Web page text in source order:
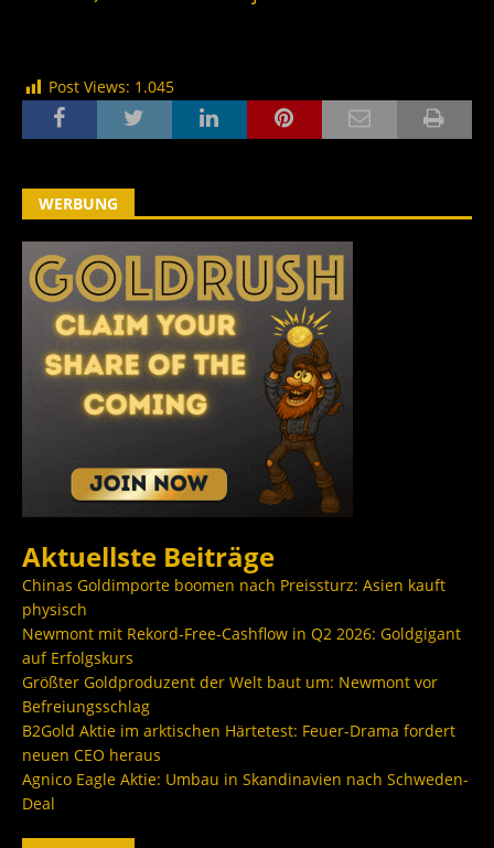
Post Views: 1.045
WERBUNG
Aktuellste Beiträge
Chinas Goldimporte boomen nach Preissturz: Asien kauft
physisch
Newmont mit Rekord-Free-Cashflow in Q2 2026: Goldgigant
auf Erfolgskurs
Größter Goldproduzent der Welt baut um: Newmont vor
Befreiungsschlag
B2Gold Aktie im arktischen Härtetest: Feuer-Drama fordert
neuen CEO heraus
Agnico Eagle Aktie: Umbau in Skandinavien nach Schweden-
Deal